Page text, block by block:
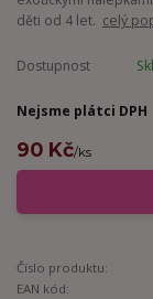
děti od 4 let. celý
Dostupnost
Nejsme plátci DPH
90 Kč/ks
Číslo produktu:
EAN kód: